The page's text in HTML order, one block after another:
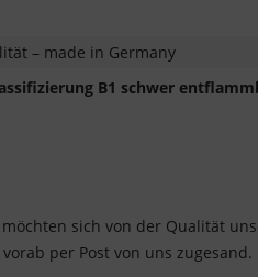
– made in Germany
B1 schwer
sich von der Qualität
per Post von uns zugesand.